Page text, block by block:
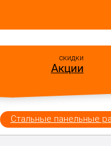
скидки
Акции
Стальные панельные